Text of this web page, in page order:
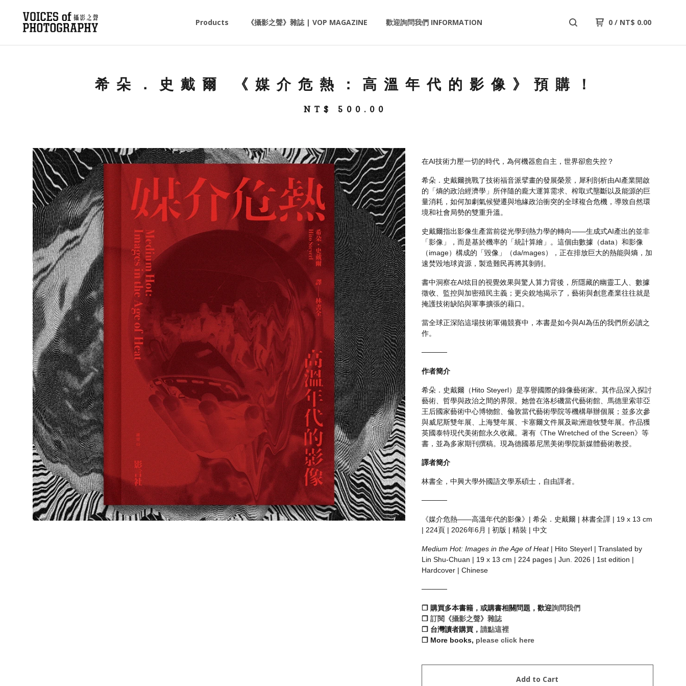
Products 《攝影之聲》雜誌 | VOP MAGAZINE 歡迎詢問我們 INFORMATION 0 / NT$ 0.00
希朵．史戴爾 《媒介危熱：高溫年代的影像》預購！
NT$ 500.00
在AI技術力壓一切的時代，為何機器愈自主，世界卻愈失控？
希朵．史戴爾挑戰了技術福音派擘畫的發展榮景，犀利剖析由AI產業開啟
的「熵的政治經濟學」所伴隨的龐大運算需求、榨取式壟斷以及能源的巨
量消耗，如何加劇氣候變遷與地緣政治衝突的全球複合危機，導致自然環
境和社會局勢的雙重升溫。
史戴爾指出影像生產當前從光學到熱力學的轉向——生成式AI產出的並非
「影像」，而是基於機率的「統計算繪」。這個由數據（data）和影像
（image）構成的「毀像」（da/mages），正在排放巨大的熱能與熵，加
速焚毀地球資源，製造難民再將其剝削。
書中洞察在AI炫目的視覺效果與驚人算力背後，所隱藏的幽靈工人、數據
徵收、監控與加密殖民主義；更尖銳地揭示了，藝術與創意產業往往就是
掩護技術缺陷與軍事擴張的藉口。
當全球正深陷這場技術軍備競賽中，本書是如今與AI為伍的我們所必讀之
作。
─────
作者簡介
希朵．史戴爾（Hito Steyerl）是享譽國際的錄像藝術家。其作品深入探討
藝術、哲學與政治之間的界限。她曾在洛杉磯當代藝術館、馬德里索菲亞
王后國家藝術中心博物館、倫敦當代藝術學院等機構舉辦個展；並多次參
與威尼斯雙年展、上海雙年展、卡塞爾文件展及歐洲遊牧雙年展。作品獲
英國泰特現代美術館永久收藏。著有《The Wretched of the Screen》等
書，並為多家期刊撰稿。現為德國慕尼黑美術學院新媒體藝術教授。
譯者簡介
林書全，中興大學外國語文學系碩士，自由譯者。
─────
《媒介危熱——高溫年代的影像》| 希朵．史戴爾 | 林書全譯 | 19 x 13 cm
| 224頁 | 2026年6月 | 初版 | 精裝 | 中文
Medium Hot: Images in the Age of Heat | Hito Steyerl | Translated by
Lin Shu-Chuan | 19 x 13 cm | 224 pages | Jun. 2026 | 1st edition |
Hardcover | Chinese
─────
❒ 購買多本書籍，或購書相關問題，歡迎詢問我們
❒ 訂閱《攝影之聲》雜誌
❒ 台灣讀者購買， 請點這裡
❒ More books, please click here
Add to Cart